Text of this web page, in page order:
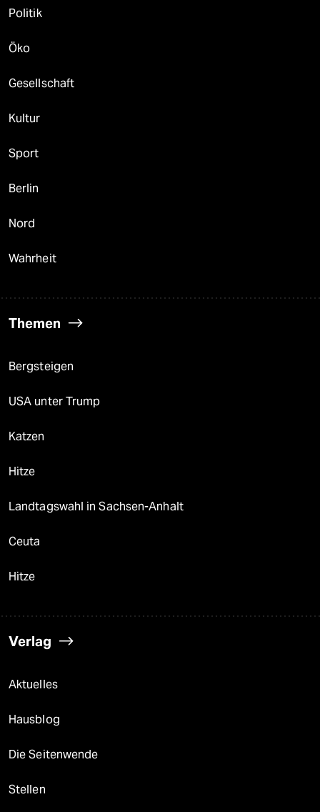
Politik
Öko
Gesellschaft
Kultur
Sport
Berlin
Nord
Wahrheit
Themen
Bergsteigen
USA unter Trump
Katzen
Hitze
Landtagswahl in Sachsen-Anhalt
Ceuta
Hitze
Verlag
Aktuelles
Hausblog
Die Seitenwende
Stellen